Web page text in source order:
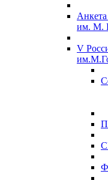
Анкета
им. М.
V